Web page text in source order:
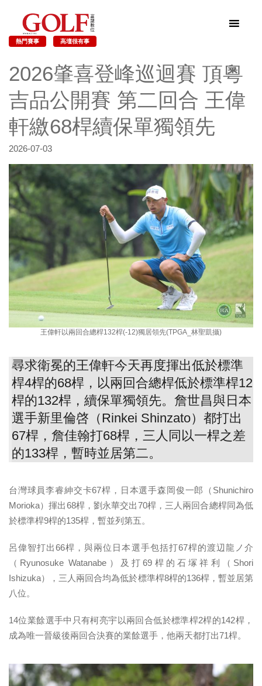
熱門賽事 高壇很有事
2026肇喜登峰巡迴賽 頂粵
吉品公開賽 第二回合 王偉
軒繳68桿續保單獨領先
2026-07-03
王偉軒以兩回合總桿132桿(-12)獨居領先(TPGA_林聖凱攝)
尋求衛冕的王偉軒今天再度揮出低於標準
桿4桿的68桿，以兩回合總桿低於標準桿12
桿的132桿，續保單獨領先。詹世昌與日本
選手新里倫啓（Rinkei Shinzato）都打出
67桿，詹佳翰打68桿，三人同以一桿之差
的133桿，暫時並居第二。
台灣球員李睿紳交卡67桿，日本選手森岡俊一郎（Shunichiro
Morioka）揮出68桿，劉永華交出70桿，三人兩回合總桿同為低
於標準桿9桿的135桿，暫並列第五。
呂偉智打出66桿，與兩位日本選手包括打67桿的渡辺龍ノ介
（Ryunosuke Watanabe）及打69桿的石塜祥利（Shori
Ishizuka），三人兩回合均為低於標準桿8桿的136桿，暫並居第
八位。
14位業餘選手中只有柯亮宇以兩回合低於標準桿2桿的142桿，
成為唯一晉級後兩回合決賽的業餘選手，他兩天都打出71桿。